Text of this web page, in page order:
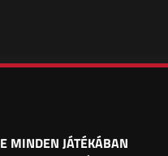
MINDEN JÁTÉKÁBAN